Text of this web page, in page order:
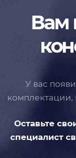
Вам
У вас
Оставьте
специалист